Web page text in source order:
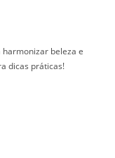
beleza e
dicas práticas!